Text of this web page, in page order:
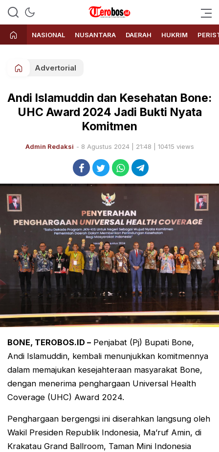
Terobos.id – Kabar terkini dari
Indonesia
Media siber yang menyajikan
berita terbaru dan kabar terkini
dari Indonesia untuk dunia
NASIONAL NUSANTARA DAERAH HUKRIM
Advertorial
Andi Islamuddin dan Kesehatan Bone:
UHC Award 2024 Jadi Bukti Nyata
Komitmen
Admin Redaksi - 8 Agustus 2024 | 21:48 | 10415 views
BONE, TEROBOS.ID – Penjabat (Pj) Bupati Bone,
Andi Islamuddin, kembali menunjukkan komitmennya
dalam memajukan kesejahteraan masyarakat Bone,
dengan menerima penghargaan Universal Health
Coverage (UHC) Award 2024.
Penghargaan bergengsi ini diserahkan langsung oleh
Wakil Presiden Republik Indonesia, Ma’ruf Amin, di
Krakatau Grand Ballroom, Taman Mini Indonesia